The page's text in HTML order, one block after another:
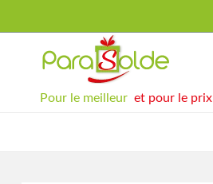
Pour le meilleur et pour le prix